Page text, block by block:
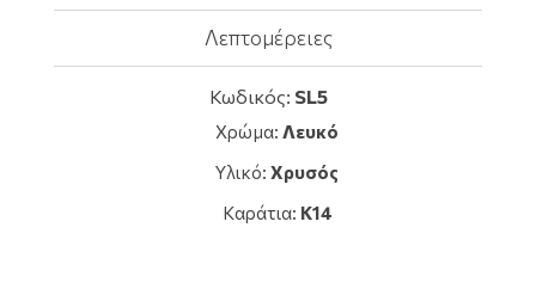
Λεπτομέρειες
Κωδικός: SL5
Χρώμα: Λευκό
Υλικό: Χρυσός
Καράτια: K14